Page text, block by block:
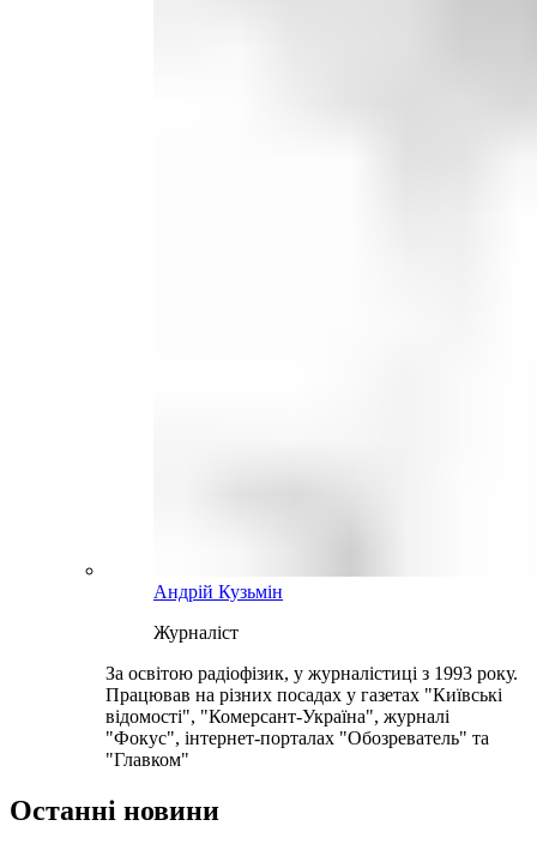
Андрій Кузьмін
Журналіст
За освітою радіофізик, у журналістиці з 1993 року.
Працював на різних посадах у газетах "Київські
відомості", "Комерсант-Україна", журналі
"Фокус", інтернет-порталах "Обозреватель" та
"Главком"
Останні новини